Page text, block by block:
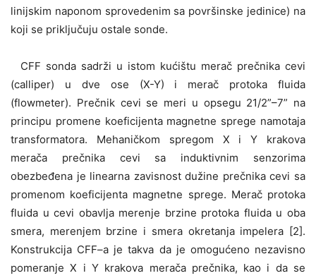
linijskim naponom sprovedenim sa površinske jedinice) na
koji se priključuju ostale sonde.
CFF sonda sadrži u istom kućištu merač prečnika cevi
(calliper) u dve ose (X-Y) i merač protoka fluida
(flowmeter). Prečnik cevi se meri u opsegu 21/2”–7” na
principu promene koeficijenta magnetne sprege namotaja
transformatora. Mehaničkom spregom X i Y krakova
merača prečnika cevi sa induktivnim senzorima
obezbeđena je linearna zavisnost dužine prečnika cevi sa
promenom koeficijenta magnetne sprege. Merač protoka
fluida u cevi obavlja merenje brzine protoka fluida u oba
smera, merenjem brzine i smera okretanja impelera [2].
Konstrukcija CFF–a je takva da je omogućeno nezavisno
pomeranje X i Y krakova merača prečnika, kao i da se